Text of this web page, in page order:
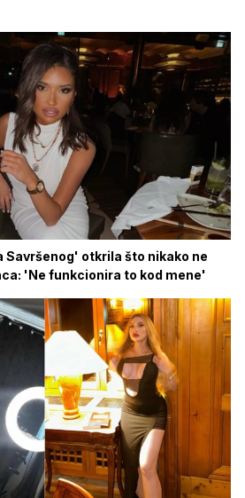
Savršenog' otkrila što nikako ne
'Ne funkcionira to kod mene'